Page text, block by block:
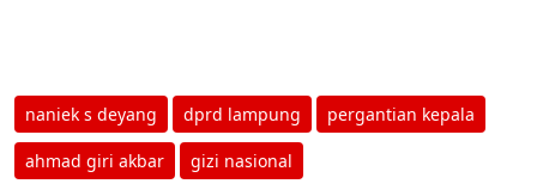
naniek s deyang dprd lampung pergantian kepala
ahmad giri akbar gizi nasional